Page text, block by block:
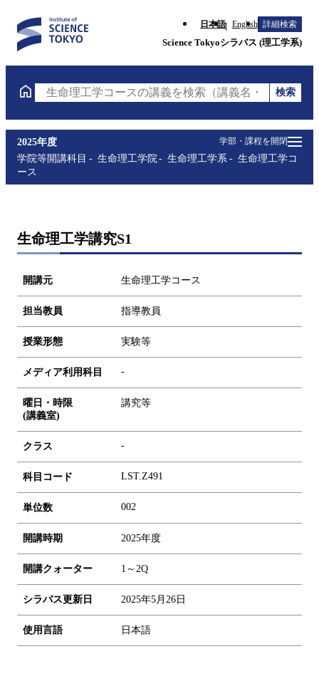
日本語 English 詳細検索
Science Tokyoシラバス (理工学系)
生命理工学コースの講義を検索（講義名・科目コード
検索
学部・課程を開閉
2025年度
学院等開講科目
生命理工学院 生命理工学系
生命理工学コ
ース
生命理工学講究S1
開講元 生命理工学コース
担当教員 指導教員
授業形態 実験等
メディア利用科目 -
曜日・時限
(講義室)
講究等
クラス -
科目コード LST.Z491
単位数 002
開講時期 2025年度
開講クォーター 1～2Q
シラバス更新日 2025年5月26日
使用言語 日本語